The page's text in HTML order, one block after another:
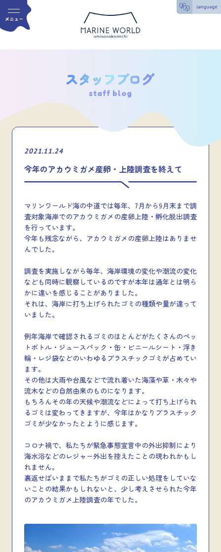
staff blog
2021.11.24
今年のアカウミガメ産卵・上陸調査を終えて
マリンワールド海の中道では毎年、7月から9月末まで調
査対象海岸でのアカウミガメの産卵上陸・孵化脱出調査
を行っています。
今年も残念ながら、アカウミガメの産卵上陸はありませ
んでした。
調査を実施しながら毎年、海岸環境の変化や潮流の変化
なども同時に観察しているのですが本年は通年とは明ら
かに違いを感じることがありました。
それは、海岸に打ち上げられたゴミの種類や量が違って
いました。
例年海岸で確認されるゴミのほとんどがたくさんのペッ
トボトル・ジュースパック・缶・ビニールシート・浮き
輪・レジ袋などのいわゆるプラスチックゴミが占めてい
ます。
その他は大雨や台風などで流れ着いた海藻や草・木々や
流木などの自然由来のものになります。
もちろんその年の天候や潮流などによって打ち上げられ
るゴミは変わってきますが、今年はかなりプラスチック
ゴミが少なかったとように感じます。
コロナ禍で、私たちが緊急事態宣言中の外出抑制により
海水浴などのレジャー外出を控えたことの現われかもし
れません。
裏返せばいままで私たちがゴミの正しい処理をしていな
いことの結果かもしれないと、少し考えさせられた今年
のアカウミガメ上陸調査の年でした。